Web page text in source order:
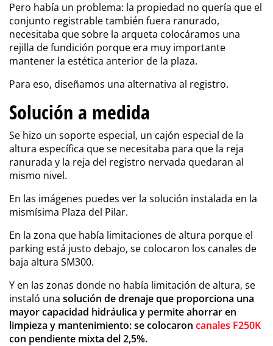
Pero había un problema: la propiedad no quería que el
conjunto registrable también fuera ranurado,
necesitaba que sobre la arqueta colocáramos una
rejilla de fundición porque era muy importante
mantener la estética anterior de la plaza.
Para eso, diseñamos una alternativa al registro.
Solución a medida
Se hizo un soporte especial, un cajón especial de la
altura específica que se necesitaba para que la reja
ranurada y la reja del registro nervada quedaran al
mismo nivel.
En las imágenes puedes ver la solución instalada en la
mismísima Plaza del Pilar.
En la zona que había limitaciones de altura porque el
parking está justo debajo, se colocaron los canales de
baja altura SM300.
Y en las zonas donde no había limitación de altura, se
instaló una solución de drenaje que proporciona una
mayor capacidad hidráulica y permite ahorrar en
limpieza y mantenimiento: se colocaron canales F250K
con pendiente mixta del 2,5%.